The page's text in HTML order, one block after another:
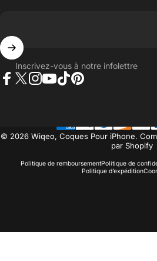
Inscrivez-vous à notre infolettre
© 2026 Wiqeo, Coques Pour iPhone.
par Shopify
Politique de remboursementPolitique de
Politique d’expédition